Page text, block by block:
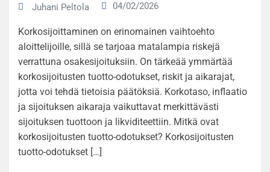
Juhani Peltola 04/02/2026
Korkosijoittaminen on erinomainen vaihtoehto
aloittelijoille, sillä se tarjoaa matalampia riskejä
verrattuna osakesijoituksiin. On tärkeää ymmärtää
korkosijoitusten tuotto-odotukset, riskit ja aikarajat,
jotta voi tehdä tietoisia päätöksiä. Korkotaso, inflaatio
ja sijoituksen aikaraja vaikuttavat merkittävästi
sijoituksen tuottoon ja likviditeettiin. Mitkä ovat
korkosijoitusten tuotto-odotukset? Korkosijoitusten
tuotto-odotukset […]